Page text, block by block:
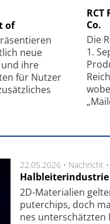
of
neue
ihre
für Nutzer
Co.
Die
1.
mit Super-
22.05.2026 • Nachricht •
2D-Mate­ri­a­li­en
pu­ter­chips, doch
nes un­ter­schätz­ten